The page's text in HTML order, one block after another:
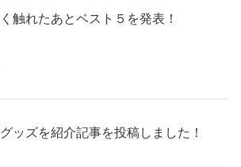
触れたあとベスト５を発表！
ッズを紹介記事を投稿しました！